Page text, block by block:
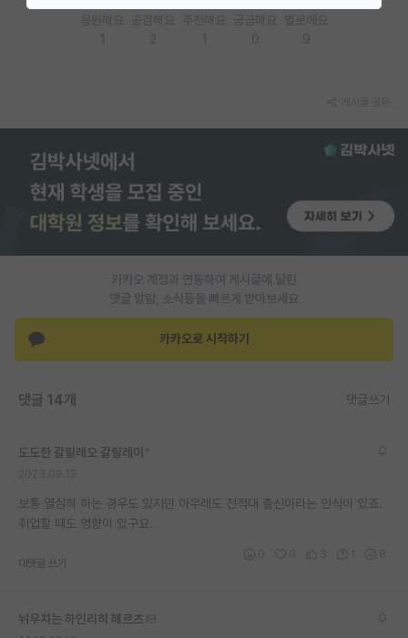
연구실(PI) 홍보 게시판
취업 게시판
임용 후기 게시판
PI 전용 게시판
특수/전문대학원 게시판
학술 정보 게시판
홍보 게시판
유학교육
이벤트
재팬라운지 🌸
카카오 계정과 연동하여 게시글에 달린
댓글 알람, 소식등을 빠르게 받아보세요
카카오로 시작하기
댓글 14개 댓글쓰기
도도한 갈릴레오 갈릴레이
보통 열심히 하는 경우도 있지만 아무래도 전적대 출신이라는 인식이 있죠.
취업할 때도 영향이 있구요.
대댓글 쓰기
뉘우치는 하인리히 헤르츠